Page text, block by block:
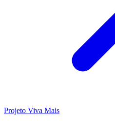
Projeto Viva Mais